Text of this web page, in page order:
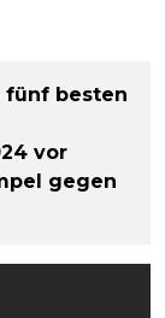
fünf besten
vor
gegen